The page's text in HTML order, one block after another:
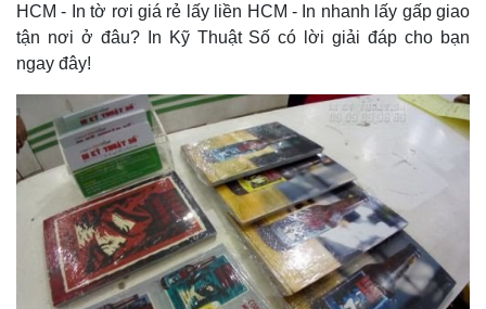
HCM - In tờ rơi giá rẻ lấy liền HCM - In nhanh lấy gấp giao
tận nơi ở đâu? In Kỹ Thuật Số có lời giải đáp cho bạn
ngay đây!